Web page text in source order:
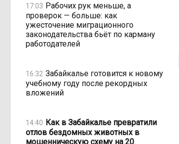
17:03 Рабочих рук меньше, а
проверок — больше: как
ужесточение миграционного
законодательства бьёт по карману
работодателей
16:32 Забайкалье готовится к новому
учебному году после рекордных
вложений
14:40 Как в Забайкалье превратили
отлов бездомных животных в
мошенническую схему на 20